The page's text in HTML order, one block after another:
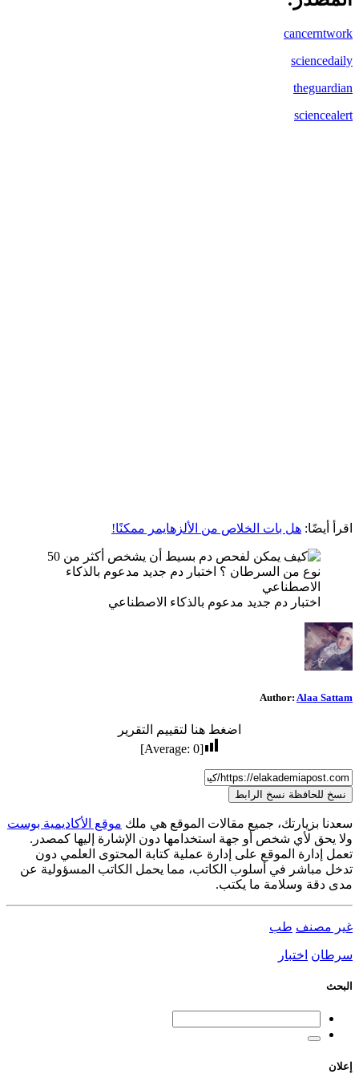
cancerntwork
sciencedaily
theguardian
sciencealert
اقرأ أيضًا: هل بات الخلاص من الألزهايمر ممكنًا!
اختبار دم جديد مدعوم بالذكاء الاصطناعي
Author:Alaa Sattam
اضغط هنا لتقييم التقرير
[Average:
0
]
نسخ للحافظةنسخ الرابط
سعدنا بزيارتك، جميع مقالات الموقع هي ملك موقع الأكاديمية بوست
ولا يحق لأي شخص أو جهة استخدامها دون الإشارة إليها كمصدر.
تعمل إدارة الموقع على إدارة عملية كتابة المحتوى العلمي دون
تدخل مباشر في أسلوب الكاتب، مما يحمل الكاتب المسؤولية عن
مدى دقة وسلامة ما يكتب.
غير مصنف طب
سرطان اختبار
البحث
إعلان